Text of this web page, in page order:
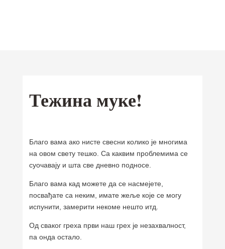
апликација
Ваши омиљени текстови од сада и
на Google Play и App Store-у
Тежина муке!
Благо вама ако нисте свесни колико је многима
на овом свету тешко. Са каквим проблемима се
суочавају и шта све дневно подносе.
Благо вама кад можете да се насмејете,
посвађате са неким, имате жеље које се могу
испунити, замерити некоме нешто итд.
Од сваког греха први наш грех је незахвалност,
па онда остало.